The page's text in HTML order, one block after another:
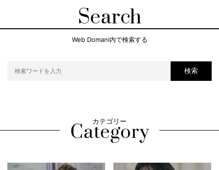
Search
Web Domani内で検索する
検索
カテゴリー